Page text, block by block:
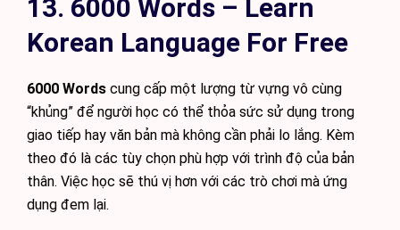
13. 6000 Words – Learn
Korean Language For Free
6000 Words cung cấp một lượng từ vựng vô cùng
“khủng” để người học có thể thỏa sức sử dụng trong
giao tiếp hay văn bản mà không cần phải lo lắng. Kèm
theo đó là các tùy chọn phù hợp với trình độ của bản
thân. Việc học sẽ thú vị hơn với các trò chơi mà ứng
dụng đem lại.